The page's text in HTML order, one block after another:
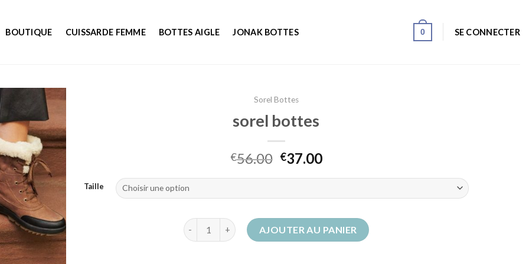
BOUTIQUE CUISSARDE FEMME BOTTES AIGLE JONAK BOTTES 0 SE CONNECTER
Sorel Bottes
sorel bottes
€56.00 €37.00
Taille
quantité de sorel bottesAJOUTER AU PANIER